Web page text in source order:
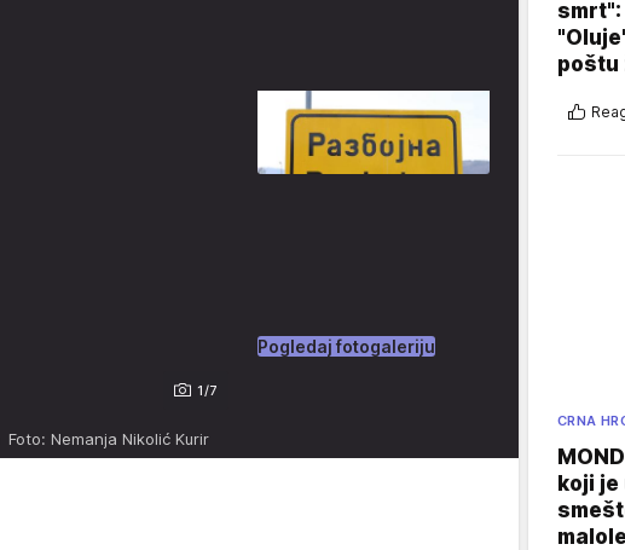
1/7
Pogledaj fotogaleriju
Foto: Nemanja Nikolić Kurir
poštu
CRNA
koji je